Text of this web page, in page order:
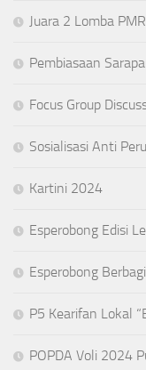
Juara 2 Lomba PMR
Pembiasaan
Focus Group
Sosialisasi Anti
Kartini 2024
Esperobong Edisi
Esperobong Berbagi
P5 Kearifan Lokal
POPDA Voli 2024